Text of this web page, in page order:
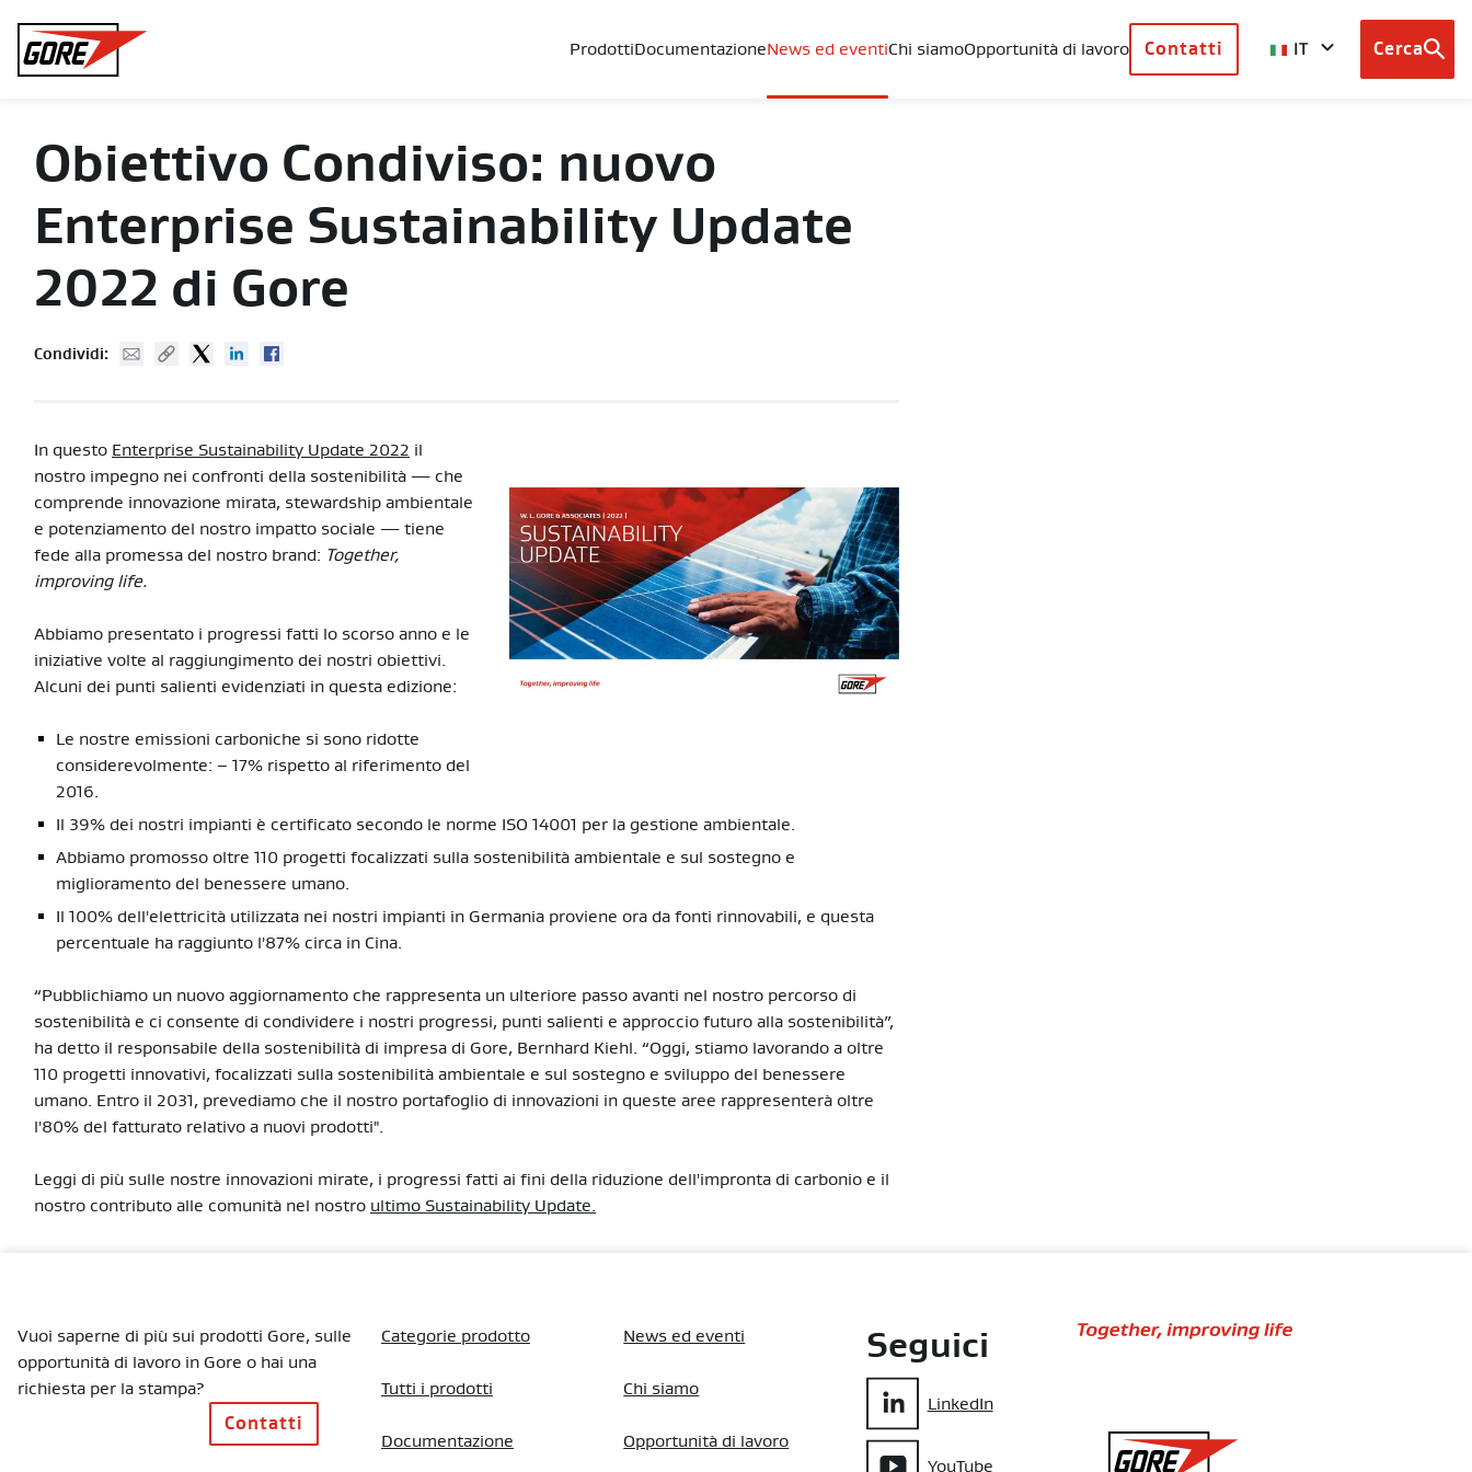
Gore
ProdottiDocumentazioneNews ed eventiChi siamoOpportunità di lavoro Contatti IT
Browse
Cerca
Obiettivo Condiviso: nuovo
Enterprise Sustainability Update
2022 di Gore
Condividi: Mail Copy URLTwitterLinked In
In questo Enterprise Sustainability Update 2022 il
nostro impegno nei confronti della sostenibilità — che
comprende innovazione mirata, stewardship ambientale
e potenziamento del nostro impatto sociale — tiene
fede alla promessa del nostro brand: Together,
improving life.
Abbiamo presentato i progressi fatti lo scorso anno e le
iniziative volte al raggiungimento dei nostri obiettivi.
Alcuni dei punti salienti evidenziati in questa edizione:
Le nostre emissioni carboniche si sono ridotte
considerevolmente: – 17% rispetto al riferimento del
2016.
Il 39% dei nostri impianti è certificato secondo le norme ISO 14001 per la gestione ambientale.
Abbiamo promosso oltre 110 progetti focalizzati sulla sostenibilità ambientale e sul sostegno e
miglioramento del benessere umano.
Il 100% dell'elettricità utilizzata nei nostri impianti in Germania proviene ora da fonti rinnovabili, e questa
percentuale ha raggiunto l'87% circa in Cina.
“Pubblichiamo un nuovo aggiornamento che rappresenta un ulteriore passo avanti nel nostro percorso di
sostenibilità e ci consente di condividere i nostri progressi, punti salienti e approccio futuro alla sostenibilità”,
ha detto il responsabile della sostenibilità di impresa di Gore, Bernhard Kiehl. “Oggi, stiamo lavorando a oltre
110 progetti innovativi, focalizzati sulla sostenibilità ambientale e sul sostegno e sviluppo del benessere
umano. Entro il 2031, prevediamo che il nostro portafoglio di innovazioni in queste aree rappresenterà oltre
l'80% del fatturato relativo a nuovi prodotti".
Leggi di più sulle nostre innovazioni mirate, i progressi fatti ai fini della riduzione dell'impronta di carbonio e il
nostro contributo alle comunità nel nostro ultimo Sustainability Update.
Vuoi saperne di più sui prodotti Gore, sulle
opportunità di lavoro in Gore o hai una
richiesta per la stampa?
Contatti
Categorie prodotto
Tutti i prodotti
Documentazione
News ed eventi
Chi siamo
Opportunità di lavoro
Seguici
LinkedIn
YouTube
Gore
Together,